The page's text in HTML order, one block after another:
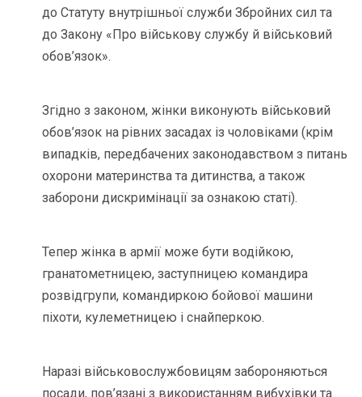
до Статуту внутрішньої служби Збройних сил та
до Закону «Про військову службу й військовий
обов’язок».
Згідно з законом, жінки виконують військовий
обов’язок на рівних засадах із чоловіками (крім
випадків, передбачених законодавством з питань
охорони материнства та дитинства, а також
заборони дискримінації за ознакою статі).
Тепер жінка в армії може бути водійкою,
гранатометницею, заступницею командира
розвідгрупи, командиркою бойової машини
піхоти, кулеметницею і снайперкою.
Наразі військовослужбовицям забороняються
посади, пов’язані з використанням вибухівки та